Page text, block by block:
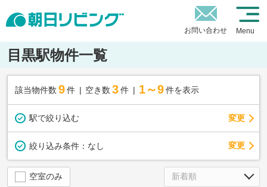
お問い合わせ Menu
目黒駅物件一覧
該当物件数 9件 空き数 3 件 1～9 件を表示
駅で絞り込む 変更
絞り込み条件： なし 変更
空室のみ